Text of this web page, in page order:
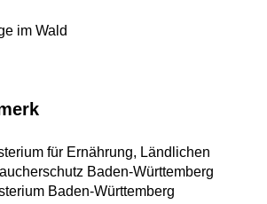
im Wald
für Ernährung, Ländlichen
Baden-Württemberg
Baden-Württemberg